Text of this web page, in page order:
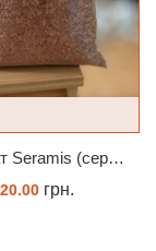
Субстрат Seramis (серамис) універсальний - гранульована глина стандартного разміра для всіх рослин 1 л
грн.